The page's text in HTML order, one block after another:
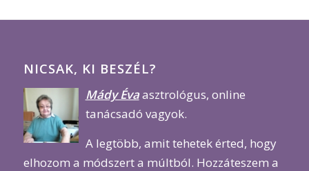
NICSAK, KI BESZÉL?
Mády Évaasztrológus, online
tanácsadó vagyok.
A legtöbb, amit tehetek érted, hogy
elhozom a módszert a múltból. Hozzáteszem a